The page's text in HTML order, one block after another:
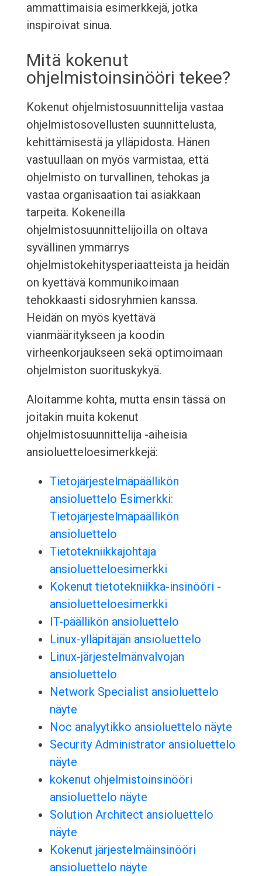
ammattimaisia esimerkkejä, jotka
inspiroivat sinua.
Mitä kokenut
ohjelmistoinsinööri tekee?
Kokenut ohjelmistosuunnittelija vastaa
ohjelmistosovellusten suunnittelusta,
kehittämisestä ja ylläpidosta. Hänen
vastuullaan on myös varmistaa, että
ohjelmisto on turvallinen, tehokas ja
vastaa organisaation tai asiakkaan
tarpeita. Kokeneilla
ohjelmistosuunnittelijoilla on oltava
syvällinen ymmärrys
ohjelmistokehitysperiaatteista ja heidän
on kyettävä kommunikoimaan
tehokkaasti sidosryhmien kanssa.
Heidän on myös kyettävä
vianmääritykseen ja koodin
virheenkorjaukseen sekä optimoimaan
ohjelmiston suorituskykyä.
Aloitamme kohta, mutta ensin tässä on
joitakin muita kokenut
ohjelmistosuunnittelija -aiheisia
ansioluetteloesimerkkejä:
Tietojärjestelmäpäällikön
ansioluettelo Esimerkki:
Tietojärjestelmäpäällikön
ansioluettelo
Tietotekniikkajohtaja
ansioluetteloesimerkki
Kokenut tietotekniikka-insinööri -
ansioluetteloesimerkki
IT-päällikön ansioluettelo
Linux-ylläpitäjän ansioluettelo
Linux-järjestelmänvalvojan
ansioluettelo
Network Specialist ansioluettelo
näyte
Noc analyytikko ansioluettelo näyte
Security Administrator ansioluettelo
näyte
kokenut ohjelmistoinsinööri
ansioluettelo näyte
Solution Architect ansioluettelo
näyte
Kokenut järjestelmäinsinööri
ansioluettelo näyte